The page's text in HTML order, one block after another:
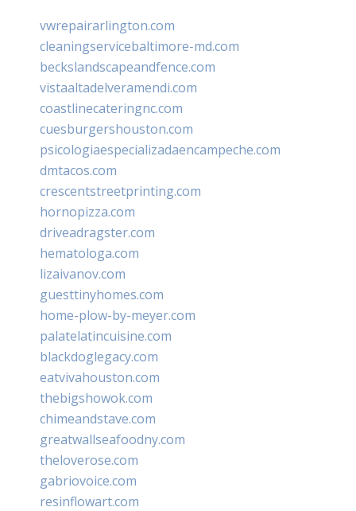
vwrepairarlington.com
cleaningservicebaltimore-md.com
beckslandscapeandfence.com
vistaaltadelveramendi.com
coastlinecateringnc.com
cuesburgershouston.com
psicologiaespecializadaencampeche.com
dmtacos.com
crescentstreetprinting.com
hornopizza.com
driveadragster.com
hematologa.com
lizaivanov.com
guesttinyhomes.com
home-plow-by-meyer.com
palatelatincuisine.com
blackdoglegacy.com
eatvivahouston.com
thebigshowok.com
chimeandstave.com
greatwallseafoodny.com
theloverose.com
gabriovoice.com
resinflowart.com